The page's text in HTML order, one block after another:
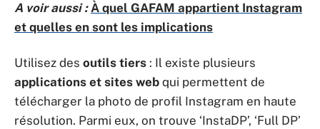
A voir aussi : À quel GAFAM appartient Instagram
et quelles en sont les implications
Utilisez des outils tiers : Il existe plusieurs
applications et sites web qui permettent de
télécharger la photo de profil Instagram en haute
résolution. Parmi eux, on trouve ‘InstaDP’, ‘Full DP’